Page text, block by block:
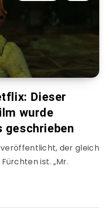
Dieser
wurde
geschrieben
der gleich
ist. „Mr.